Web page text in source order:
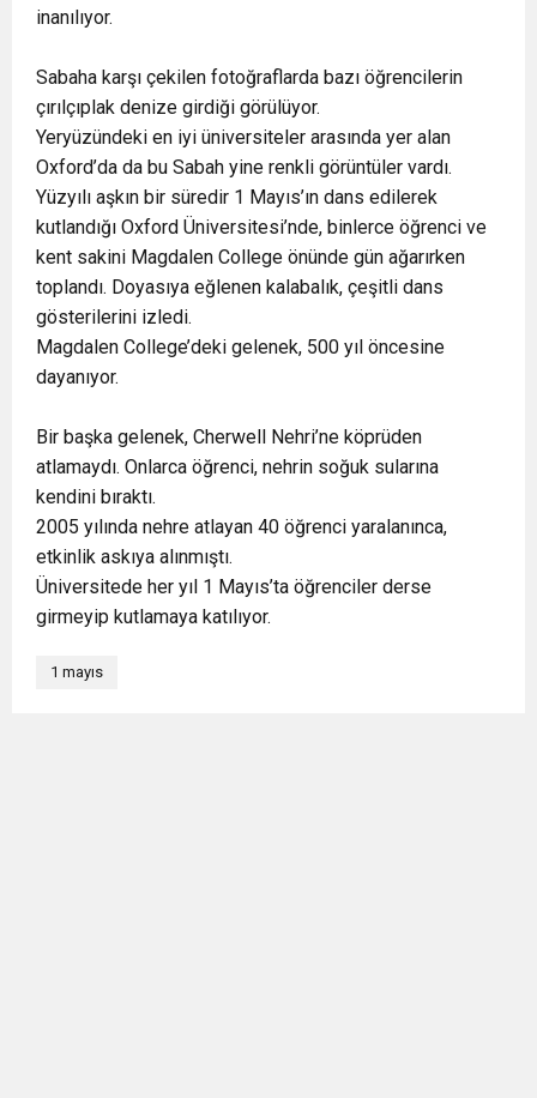
inanılıyor.
Sabaha karşı çekilen fotoğraflarda bazı öğrencilerin
çırılçıplak denize girdiği görülüyor.
Yeryüzündeki en iyi üniversiteler arasında yer alan
Oxford’da da bu Sabah yine renkli görüntüler vardı.
Yüzyılı aşkın bir süredir 1 Mayıs’ın dans edilerek
kutlandığı Oxford Üniversitesi’nde, binlerce öğrenci ve
kent sakini Magdalen College önünde gün ağarırken
toplandı. Doyasıya eğlenen kalabalık, çeşitli dans
gösterilerini izledi.
Magdalen College’deki gelenek, 500 yıl öncesine
dayanıyor.
Bir başka gelenek, Cherwell Nehri’ne köprüden
atlamaydı. Onlarca öğrenci, nehrin soğuk sularına
kendini bıraktı.
2005 yılında nehre atlayan 40 öğrenci yaralanınca,
etkinlik askıya alınmıştı.
Üniversitede her yıl 1 Mayıs’ta öğrenciler derse
girmeyip kutlamaya katılıyor.
1 mayıs